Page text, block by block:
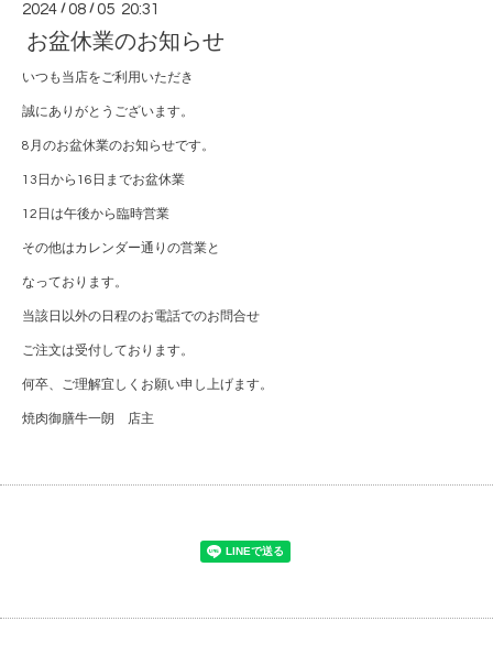
2024 /08 /05 20:31
お盆休業のお知らせ
いつも当店をご利用いただき
誠にありがとうございます。
8月のお盆休業のお知らせです。
13日から16日までお盆休業
12日は午後から臨時営業
その他はカレンダー通りの営業と
なっております。
当該日以外の日程のお電話でのお問合せ
ご注文は受付しております。
何卒、ご理解宜しくお願い申し上げます。
焼肉御膳牛一朗 店主